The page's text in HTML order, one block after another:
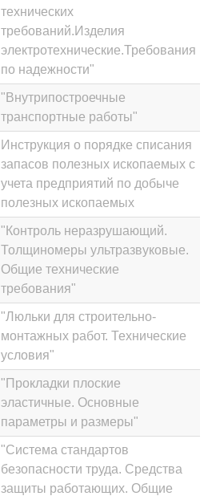
технических
требований.Изделия
электротехнические.Требования
по надежности"
"Внутрипостроечные
транспортные работы"
Инструкция о порядке списания
запасов полезных ископаемых с
учета предприятий по добыче
полезных ископаемых
"Контроль неразрушающий.
Толщиномеры ультразвуковые.
Общие технические
требования"
"Люльки для строительно-
монтажных работ. Технические
условия"
"Прокладки плоские
эластичные. Основные
параметры и размеры"
"Система стандартов
безопасности труда. Средства
защиты работающих. Общие